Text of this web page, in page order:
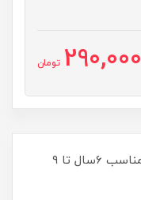
290,000 تومان
هودی و شلوار کد ۱۸۹۵ سایز۵۰/۵۵ مناسب ۶سال تا ۹